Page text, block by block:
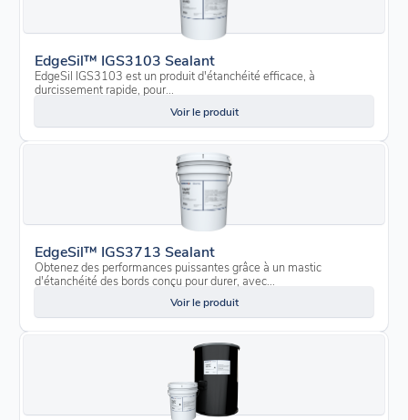
EdgeSil™ IGS3103 Sealant
EdgeSil IGS3103 est un produit d'étanchéité efficace, à
durcissement rapide, pour...
Voir le produit
EdgeSil™ IGS3713 Sealant
Obtenez des performances puissantes grâce à un mastic
d'étanchéité des bords conçu pour durer, avec...
Voir le produit